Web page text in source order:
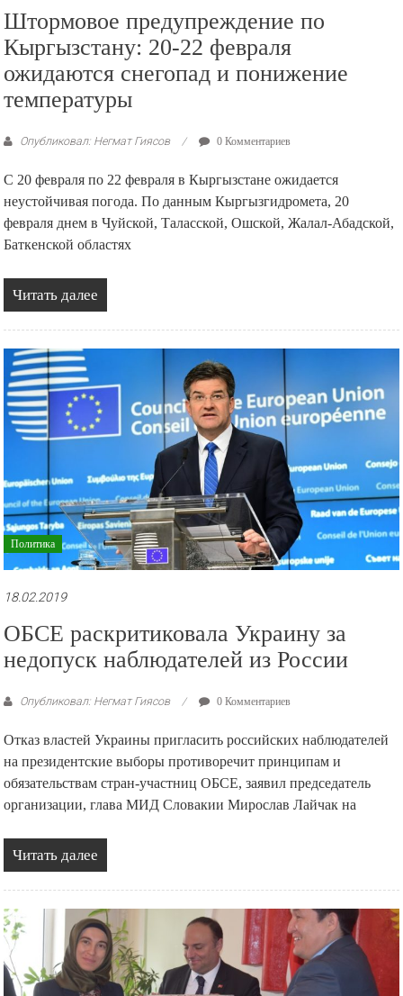
Штормовое предупреждение по
Кыргызстану: 20-22 февраля
ожидаются снегопад и понижение
температуры
Опубликовал: Негмат Гиясов 0 Комментариев
С 20 февраля по 22 февраля в Кыргызстане ожидается
неустойчивая погода. По данным Кыргызгидромета, 20
февраля днем в Чуйской, Таласской, Ошской, Жалал-Абадской,
Баткенской областях
Читать далее
Политика
18.02.2019
ОБСЕ раскритиковала Украину за
недопуск наблюдателей из России
Опубликовал: Негмат Гиясов 0 Комментариев
Отказ властей Украины пригласить российских наблюдателей
на президентские выборы противоречит принципам и
обязательствам стран-участниц ОБСЕ, заявил председатель
организации, глава МИД Словакии Мирослав Лайчак на
Читать далее